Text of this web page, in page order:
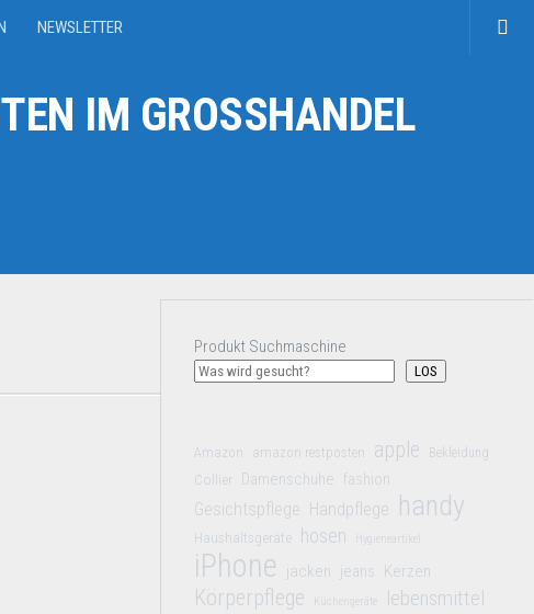
NEWSLETTER
IM GROSSHANDEL
Produkt Suchmaschine
LOS
Amazon amazon restposten apple Bekleidung
Collier Damenschuhe fashion
Gesichtspflege Handpflege handy
Haushaltsgeräte hosen Hygieneartikel
iPhone jacken jeans Kerzen
Körperpflege Küchengeräte lebensmittel